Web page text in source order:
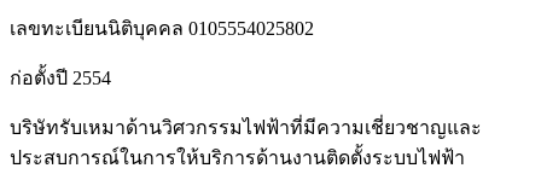
เลขทะเบียนนิติบุคคล 0105554025802
ก่อตั้งปี 2554
บริษัทรับเหมาด้านวิศวกรรมไฟฟ้าที่มีความเชี่ยวชาญและ
ประสบการณ์ในการให้บริการด้านงานติดตั้งระบบไฟฟ้า